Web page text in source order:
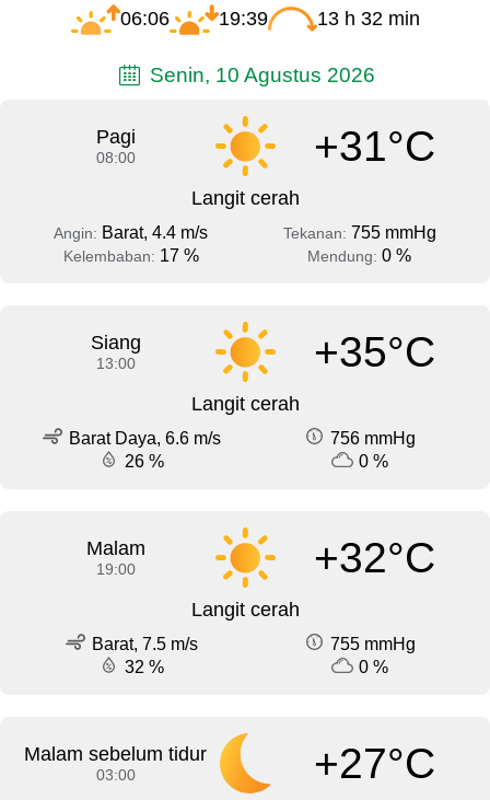
06:06 19:39 13 h 32 min
Senin, 10 Agustus 2026
Pagi
08:00 +31°C
Langit cerah
Angin: Barat, 4.4 m/s Tekanan: 755 mmHg
Kelembaban: 17 % Mendung: 0 %
Siang
13:00 +35°C
Langit cerah
Barat Daya, 6.6 m/s
756 mmHg
26 %
0 %
Malam
19:00 +32°C
Langit cerah
Barat, 7.5 m/s
755 mmHg
32 %
0 %
Malam sebelum tidur
03:00 +27°C